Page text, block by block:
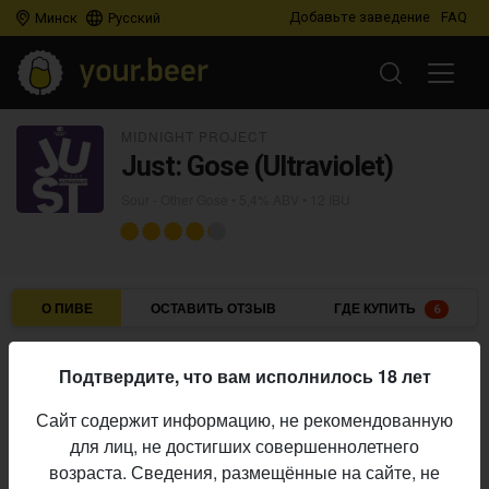
Минск Русский Добавьте заведение FAQ
Just: Gose (Ultraviolet)
О ПИВЕ ОСТАВИТЬ ОТЗЫВ ГДЕ КУПИТЬ 6
Пивоварня:
Midnight Project
Алкоголь:
5,4%
Горечь:
12 IBU
Подтвердите, что вам исполнилось 18 лет
Сайт содержит информацию, не рекомендованную
для лиц, не достигших совершеннолетнего
возраста. Сведения, размещённые на сайте, не